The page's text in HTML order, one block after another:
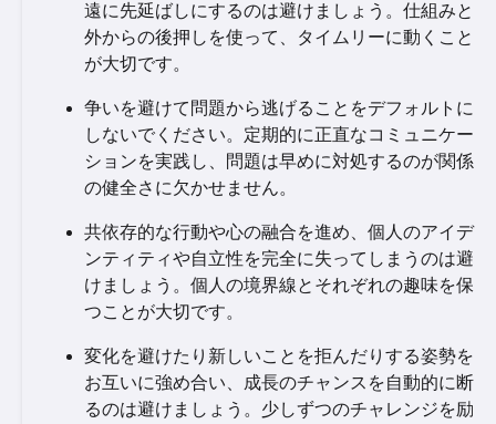
遠に先延ばしにするのは避けましょう。仕組みと
外からの後押しを使って、タイムリーに動くこと
が大切です。
争いを避けて問題から逃げることをデフォルトに
しないでください。定期的に正直なコミュニケー
ションを実践し、問題は早めに対処するのが関係
の健全さに欠かせません。
共依存的な行動や心の融合を進め、個人のアイデ
ンティティや自立性を完全に失ってしまうのは避
けましょう。個人の境界線とそれぞれの趣味を保
つことが大切です。
変化を避けたり新しいことを拒んだりする姿勢を
お互いに強め合い、成長のチャンスを自動的に断
るのは避けましょう。少しずつのチャレンジを励